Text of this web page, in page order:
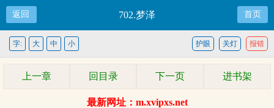
返回 702.梦泽 首页
报错
关灯
护眼
字: 大 中 小
上一章 回目录 下一页 进书架
最新网址：m.xvipxs.net